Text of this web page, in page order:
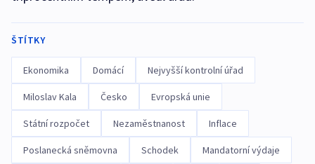
ŠTÍTKY
Ekonomika Domácí Nejvyšší kontrolní úřad
Miloslav Kala Česko Evropská unie
Státní rozpočet Nezaměstnanost Inflace
Poslanecká sněmovna Schodek Mandatorní výdaje